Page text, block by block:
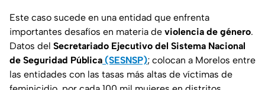
Este caso sucede en una entidad que enfrenta
importantes desafíos en materia de violencia de género.
Datos del Secretariado Ejecutivo del Sistema Nacional
de Seguridad Pública (SESNSP); colocan a Morelos entre
las entidades con las tasas más altas de víctimas de